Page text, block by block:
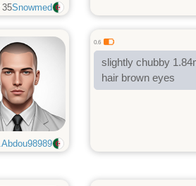
Snowmed
35
0.6
slightly chubby
hair brown eyes
Abdou98989...